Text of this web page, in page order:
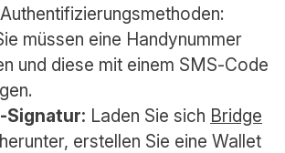
müssen eine Handynummer
und diese mit einem SMS-Code
Signatur: Laden Sie sich Bridge
herunter, erstellen Sie eine Wallet